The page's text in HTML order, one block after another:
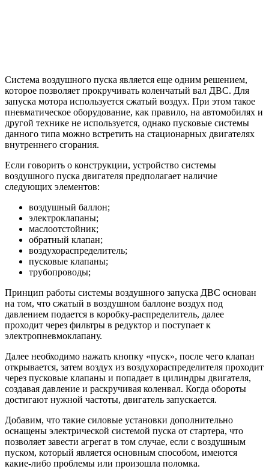
Система воздушного пуска является еще одним решением,
которое позволяет прокручивать коленчатый вал ДВС. Для
запуска мотора используется сжатый воздух. При этом такое
пневматическое оборудование, как правило, на автомобилях и
другой технике не используется, однако пусковые системы
данного типа можно встретить на стационарных двигателях
внутреннего сгорания.
Если говорить о конструкции, устройство системы
воздушного пуска двигателя предполагает наличие
следующих элементов:
воздушный баллон;
электроклапаны;
маслоотстойник;
обратный клапан;
воздухораспределитель;
пусковые клапаны;
трубопроводы;
Принцип работы системы воздушного запуска ДВС основан
на том, что сжатый в воздушном баллоне воздух под
давлением подается в коробку-распределитель, далее
проходит через фильтры в редуктор и поступает к
электропневмоклапану.
Далее необходимо нажать кнопку «пуск», после чего клапан
открывается, затем воздух из воздухораспределителя проходит
через пусковые клапаны и попадает в цилиндры двигателя,
создавая давление и раскручивая коленвал. Когда обороты
достигают нужной частоты, двигатель запускается.
Добавим, что такие силовые установки дополнительно
оснащены электрической системой пуска от стартера, что
позволяет завести агрегат в том случае, если с воздушным
пуском, который является основным способом, имеются
какие-либо проблемы или произошла поломка.